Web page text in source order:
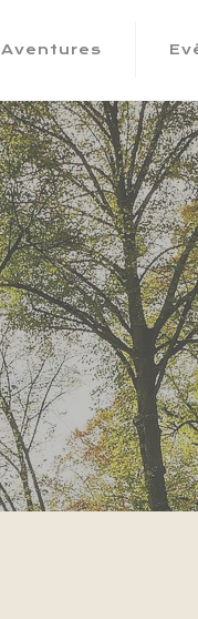
Aventures